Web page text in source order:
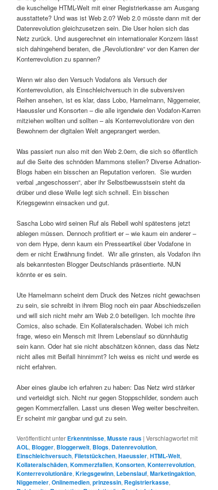
die kuschelige HTML-Welt mit einer Registrierkasse am Ausgang
ausstattete? Und was ist Web 2.0? Web 2.0 müsste dann mit der
Datenrevolution gleichzusetzen sein. Die User holen sich das
Netz zurück. Und ausgerechnet ein internationaler Konzern lässt
sich dahingehend beraten, die „Revolutionäre“ vor den Karren der
Konterrevolution zu spannen?
Wenn wir also den Versuch Vodafons als Versuch der
Konterrevolution, als Einschleichversuch in die subversiven
Reihen ansehen, ist es klar, dass Lobo, Hamelmann, Niggemeier,
Haeussler und Konsorten – die alle irgendwie den Vodafon-Karren
mitziehen wollten und sollten – als Konterrevolutionäre von den
Bewohnern der digitalen Welt angeprangert werden.
Was passiert nun also mit den Web 2.0ern, die sich so öffentlich
auf die Seite des schnöden Mammons stellen? Diverse Adnation-
Blogs haben ein bisschen an Reputation verloren. Sie wurden
verbal „angeschossen“, aber ihr Selbstbewusstsein steht da
drüber und diese Welle legt sich schnell. Ein bisschen
Kriegsgewinn einsacken und gut.
Sascha Lobo wird seinen Ruf als Rebell wohl spätestens jetzt
ablegen müssen. Dennoch profitiert er – wie kaum ein anderer –
von dem Hype, denn kaum ein Presseartikel über Vodafone in
dem er nicht Erwähnung findet. Wir alle grinsten, als Vodafon ihn
als bekanntesten Blogger Deutschlands präsentierte. NUN
könnte er es sein.
Ute Hamelmann scheint dem Druck des Netzes nicht gewachsen
zu sein, sie schreibt in ihrem Blog noch ein paar Abschiedszeilen
und will sich nicht mehr am Web 2.0 beteiligen. Ich mochte ihre
Comics, also schade. Ein Kollateralschaden. Wobei ich mich
frage, wieso ein Mensch mit Ihrem Lebenslauf so dünnhäutig
sein kann. Oder hat sie nicht abschätzen können, dass das Netz
nicht alles mit Beifall hinnimmt? Ich weiss es nicht und werde es
nicht erfahren.
Aber eines glaube ich erfahren zu haben: Das Netz wird stärker
und verteidigt sich. Nicht nur gegen Stoppschilder, sondern auch
gegen Kommerzfallen. Lasst uns diesen Weg weiter beschreiten.
Er scheint mir gangbar und gut zu sein.
Veröffentlicht unter Erkenntnisse,Musste raus |Verschlagwortet mit
AOL, Blogger, Bloggerwelt, Blogs, Datenrevolution,
Einschleichversuch,Filetstückchen,Haeussler,HTML-Welt,
Kollateralschäden,Kommerzfallen,Konsorten,Konterrevolution,
Konterrevolutionäre,Kriegsgewinn, Lebenslauf,Marketingaktion,
Niggemeier,Onlinemedien,prinzessin, Registrierkasse,